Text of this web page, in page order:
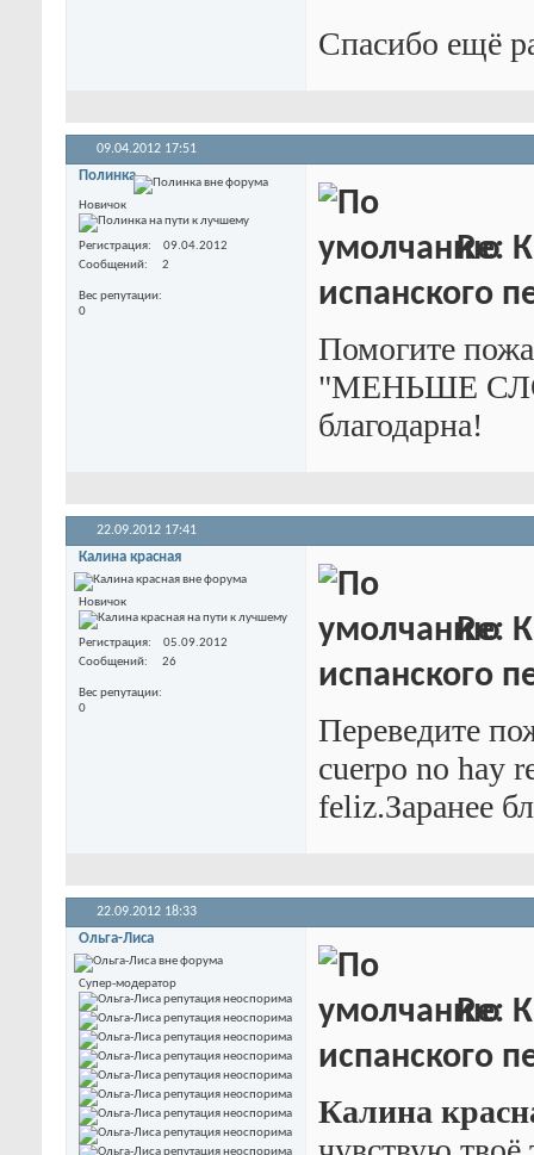
Спасибо ещё
09.04.2012 17:51
Полинка
Новичок
Регистрация
09.04.2012
Сообщений
2
Вес репутации
0
Re:
испанского
Помогите
"МЕНЬШЕ
благодарна!
22.09.2012 17:41
Калина красная
Новичок
Регистрация
05.09.2012
Сообщений
26
Вес репутации
0
Re:
испанского
Переведите
cuerpo no hay
feliz.Заранее
22.09.2012 18:33
Ольга-Лиса
Супер-модератор
Re:
испанского
Калина